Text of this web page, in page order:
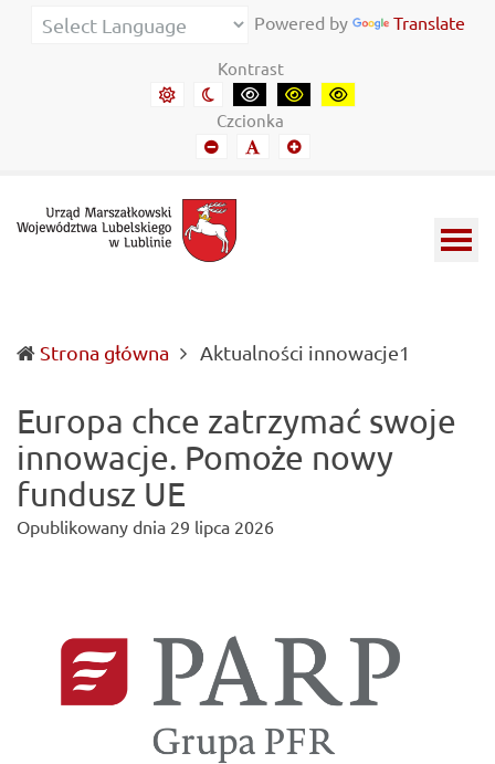
Urząd Marszałkowski Województwa Lubelskiego w
Informacje o wojewódzkich władzach samorządowych i
Powered by Translate
Kontrast
Domyślny kontrast
Kontrast nocny
Kontrast czarny-biały
Kontrast czarny-żółty
Kontrast żółto-
Czcionka
Mniejszy fontDomyślny font
Mniejszy font
Strona główna Aktualności innowacje1
Europa chce zatrzymać swoje
innowacje. Pomoże nowy
fundusz UE
Opublikowany dnia 29 lipca 2026